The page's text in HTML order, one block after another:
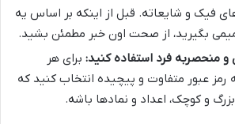
فیک و شایعاته. قبل از اینکه بر اساس یه
بگیرید، از صحت اون خبر مطمئن بشید.
و منحصربه فرد استفاده کنید: برای هر
رمز عبور متفاوت و پیچیده انتخاب کنید که
و کوچک، اعداد و نمادها باشه.